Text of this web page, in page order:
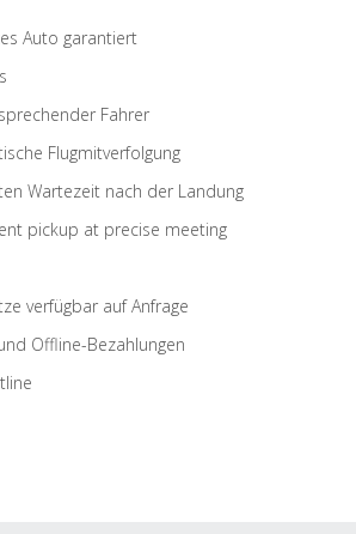
Auto garantiert
Fahrer
Flugmitverfolgung
Wartezeit nach der Landung
pickup at precise meeting
verfügbar auf Anfrage
Offline-Bezahlungen